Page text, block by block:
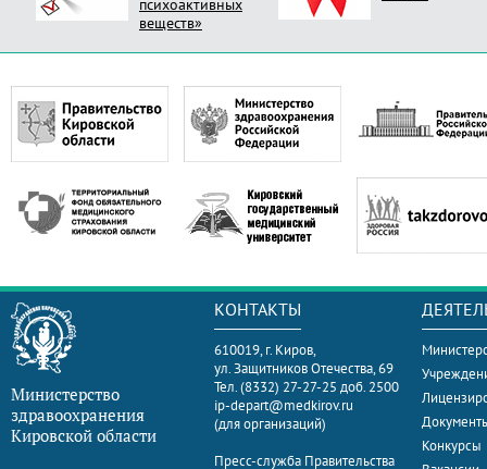
психоактивных
веществ»
Министерство
здравоохранения
Кировской области
КОНТАКТЫ
610019, г. Киров,
ул. Защитников Отечества, 69
Тел. (8332) 27-27-25 доб. 2500
ip-depart@medkirov.ru
(для организаций)
Пресс-служба Правительства
Конкурсы